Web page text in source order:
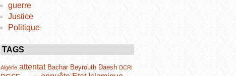
guerre
Justice
Politique
TAGS
Algérie attentat Bachar Beyrouth Daesh DCRI